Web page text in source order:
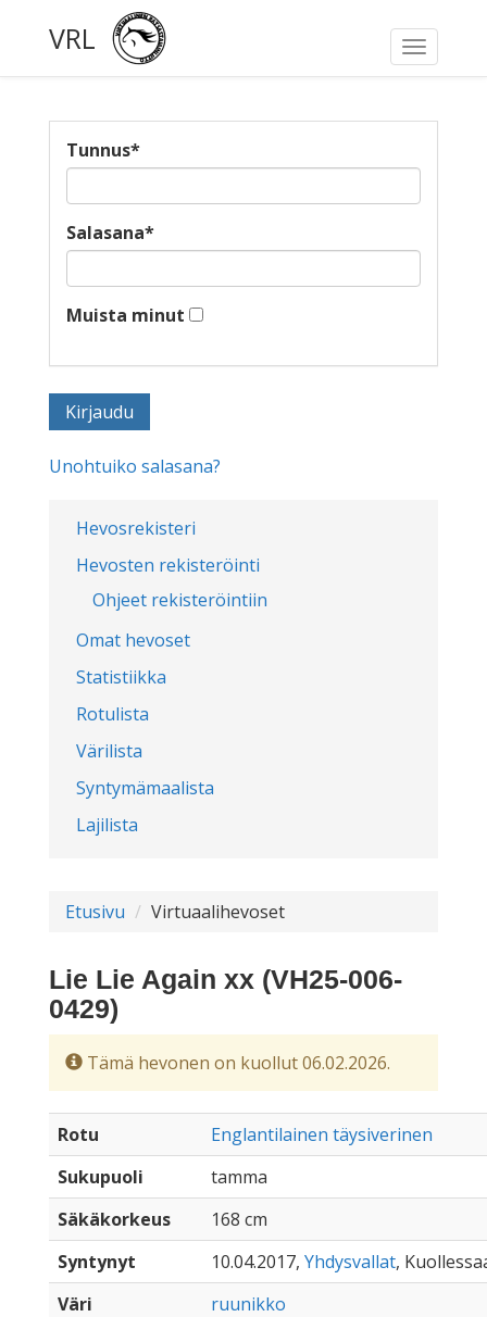
Toggle
VRL
Hevosrekisteri
Hevosten rekisteröinti
Ohjeet rekisteröintiin
Omat hevoset
Statistiikka
Rotulista
Värilista
Syntymämaalista
Lajilista
Tunnus*
Salasana*
Muista minut
Unohtuiko salasana?
Etusivu Virtuaalihevoset
Lie Lie Again xx (VH25-006-
0429)
Tämä hevonen on kuollut 06.02.2026.
Rotu
Englantilainen täysiverinen
Sukupuoli
tamma
Säkäkorkeus
168 cm
Syntynyt
10.04.2017, Yhdysvallat,
Väri
ruunikko